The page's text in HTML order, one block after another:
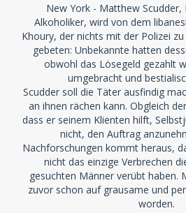
New York - Matthew Scudder,
Alkoholiker, wird von dem
Khoury, der nichts mit der Polizei
gebeten: Unbekannte hatten
obwohl das Lösegeld gezahlt
umgebracht und
Scudder soll die Täter ausfindig
an ihnen rächen kann. Obgleich
dass er seinem Klienten hilft,
nicht, den Auftrag
Nachforschungen kommt heraus,
nicht das einzige Verbrechen
gesuchten Männer verübt haben.
zuvor schon auf grausame und
worden.